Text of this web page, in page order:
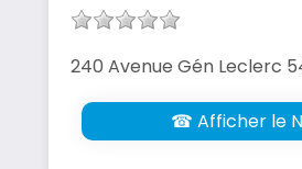
240 Avenue Gén Leclerc
☎ Afficher le